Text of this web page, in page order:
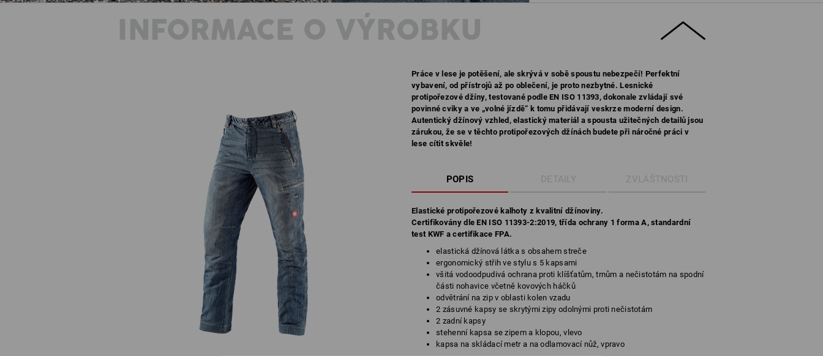
INFORMACE O VÝROBKU
Práce v lese je potěšení, ale skrývá v sobě spoustu nebezpečí! Perfektní
vybavení, od přístrojů až po oblečení, je proto nezbytné. Lesnické
protipořezové džíny, testované podle EN ISO 11393, dokonale zvládají své
povinné cviky a ve „volné jízdě“ k tomu přidávají veskrze moderní design.
Autentický džínový vzhled, elastický materiál a spousta užitečných detailů jsou
zárukou, že se v těchto protipořezových džínách budete při náročné práci v
lese cítit skvěle!
POPIS DETAILY ZVLÁŠTNOSTI
Elastické protipořezové kalhoty z kvalitní džínoviny.
Certifikovány dle EN ISO 11393-2:2019, třída ochrany 1 forma A, standardní
test KWF a certifikace FPA.
elastická džínová látka s obsahem streče
ergonomický střih ve stylu s 5 kapsami
všitá vodoodpudivá ochrana proti klíšťatům, trnům a nečistotám na spodní
části nohavice včetně kovových háčků
odvětrání na zip v oblasti kolen vzadu
2 zásuvné kapsy se skrytými zipy odolnými proti nečistotám
2 zadní kapsy
stehenní kapsa se zipem a klopou, vlevo
kapsa na skládací metr a na odlamovací nůž, vpravo